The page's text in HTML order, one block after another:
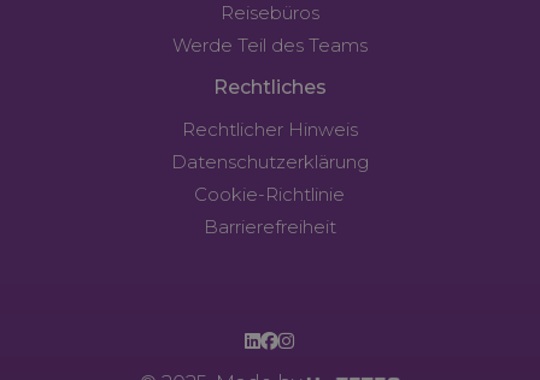
Reisebüros
Werde Teil des Teams
Rechtliches
Rechtlicher Hinweis
Datenschutzerklärung
Cookie-Richtlinie
Barrierefreiheit